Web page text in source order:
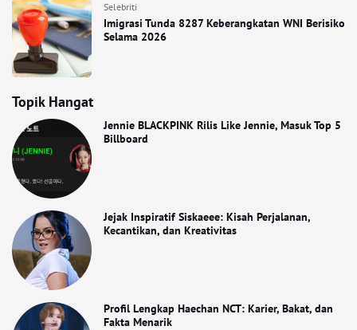
Selebriti
Imigrasi Tunda 8287 Keberangkatan WNI Berisiko
Selama 2026
Topik Hangat
Jennie BLACKPINK Rilis Like Jennie, Masuk Top 5
Billboard
Jejak Inspiratif Siskaeee: Kisah Perjalanan,
Kecantikan, dan Kreativitas
Profil Lengkap Haechan NCT: Karier, Bakat, dan
Fakta Menarik